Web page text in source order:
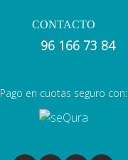
CONTACTO
96 166 73 84
Pago en cuotas seguro con: